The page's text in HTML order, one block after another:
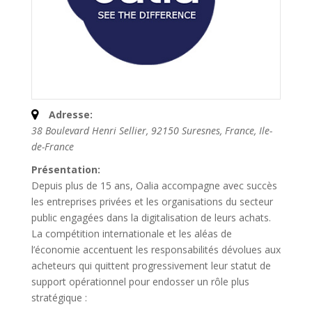
Adresse:
38 Boulevard Henri Sellier, 92150 Suresnes, France, Ile-
de-France
Présentation:
Depuis plus de 15 ans, Oalia accompagne avec succès
les entreprises privées et les organisations du secteur
public engagées dans la digitalisation de leurs achats.
La compétition internationale et les aléas de
l’économie accentuent les responsabilités dévolues aux
acheteurs qui quittent progressivement leur statut de
support opérationnel pour endosser un rôle plus
stratégique :